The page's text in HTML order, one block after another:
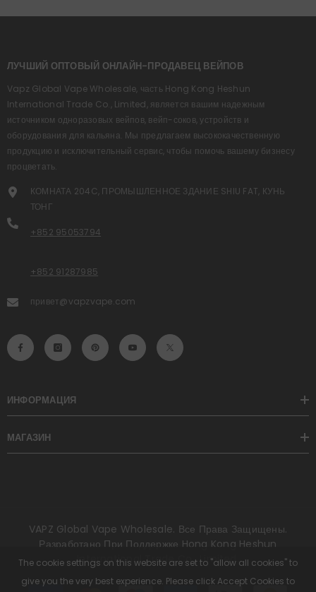
ЛУЧШИЙ ОПТОВЫЙ ОНЛАЙН-ПРОДАВЕЦ ВЕЙПОВ
Vapz Global Vape Wholesale, часть Hong Kong Heshun
International Trade Co., Limited, является вашим надежным
источником одноразовых вейпов, вейп-соков, устройств и
оборудования для кальяна. Мы предлагаем высококачественную
продукцию и исключительный сервис, чтобы помочь вашему бизнесу
процветать.
КОМНАТА 204C, ПРОМЫШЛЕННОЕ ЗДАНИЕ SHIU FAT, КУНЬ
ТОНГ
+852 95053794
+852 91287985
привет@vapzvape.com
ИНФОРМАЦИЯ
МАГАЗИН
VAPZ Global Vape Wholesale. Все Права Защищены.
Разработано При Поддержке Hong Kong Heshun
International Trade Co., Limited.
Способы
The cookie settings on this website are set to "allow all cookies" to
give you the very best experience. Please click Accept Cookies to